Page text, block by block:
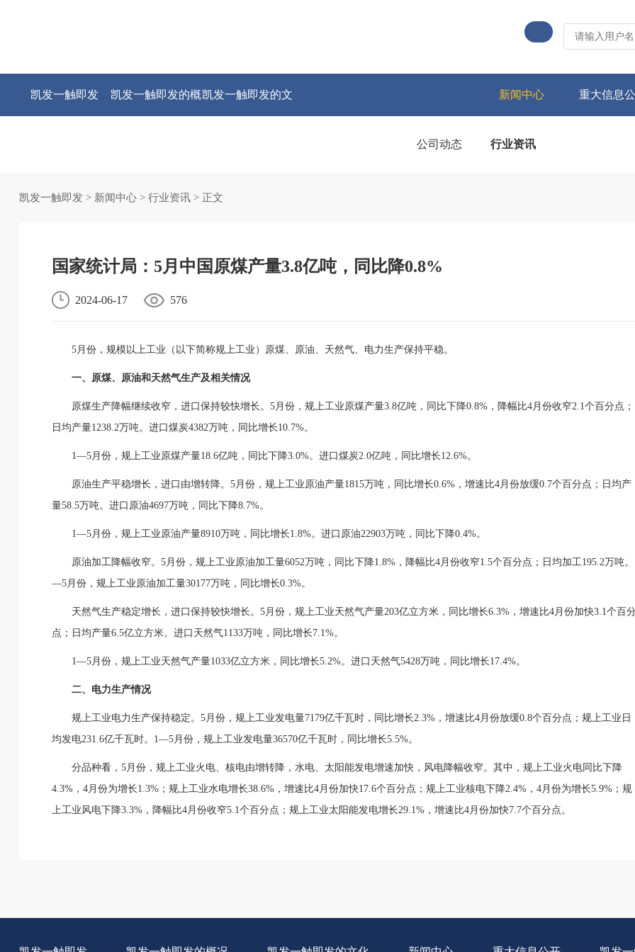
凯发一触即发 凯发一触即发的概凯发一触即发的文 新闻中心 重大信息
公司动态 行业资讯
凯发一触即发> 新闻中心> 行业资讯> 正文
国家统计局：5月中国原煤产量3.8亿吨，同比降0.8%
2024-06-17 576
5月份，规模以上工业（以下简称规上工业）原煤、原油、天然气、电力生产保持平稳。
一、原煤、原油和天然气生产及相关情况
原煤生产降幅继续收窄，进口保持较快增长。5月份，规上工业原煤产量3.8亿吨，同比下降0.8%，降幅比4月份收窄2.1个百分点；
日均产量1238.2万吨。进口煤炭4382万吨，同比增长10.7%。
1—5月份，规上工业原煤产量18.6亿吨，同比下降3.0%。进口煤炭2.0亿吨，同比增长12.6%。
原油生产平稳增长，进口由增转降。5月份，规上工业原油产量1815万吨，同比增长0.6%，增速比4月份放缓0.7个百分点；日均产
量58.5万吨。进口原油4697万吨，同比下降8.7%。
1—5月份，规上工业原油产量8910万吨，同比增长1.8%。进口原油22903万吨，同比下降0.4%。
原油加工降幅收窄。5月份，规上工业原油加工量6052万吨，同比下降1.8%，降幅比4月份收窄1.5个百分点；日均加工195.2万吨
—5月份，规上工业原油加工量30177万吨，同比增长0.3%。
天然气生产稳定增长，进口保持较快增长。5月份，规上工业天然气产量203亿立方米，同比增长6.3%，增速比4月份加快3.1个百
点；日均产量6.5亿立方米。进口天然气1133万吨，同比增长7.1%。
1—5月份，规上工业天然气产量1033亿立方米，同比增长5.2%。进口天然气5428万吨，同比增长17.4%。
二、电力生产情况
规上工业电力生产保持稳定。5月份，规上工业发电量7179亿千瓦时，同比增长2.3%，增速比4月份放缓0.8个百分点；规上工业日
均发电231.6亿千瓦时。1—5月份，规上工业发电量36570亿千瓦时，同比增长5.5%。
分品种看，5月份，规上工业火电、核电由增转降，水电、太阳能发电增速加快，风电降幅收窄。其中，规上工业火电同比下降
4.3%，4月份为增长1.3%；规上工业水电增长38.6%，增速比4月份加快17.6个百分点；规上工业核电下降2.4%，4月份为增长5.9%；规
上工业风电下降3.3%，降幅比4月份收窄5.1个百分点；规上工业太阳能发电增长29.1%，增速比4月份加快7.7个百分点。